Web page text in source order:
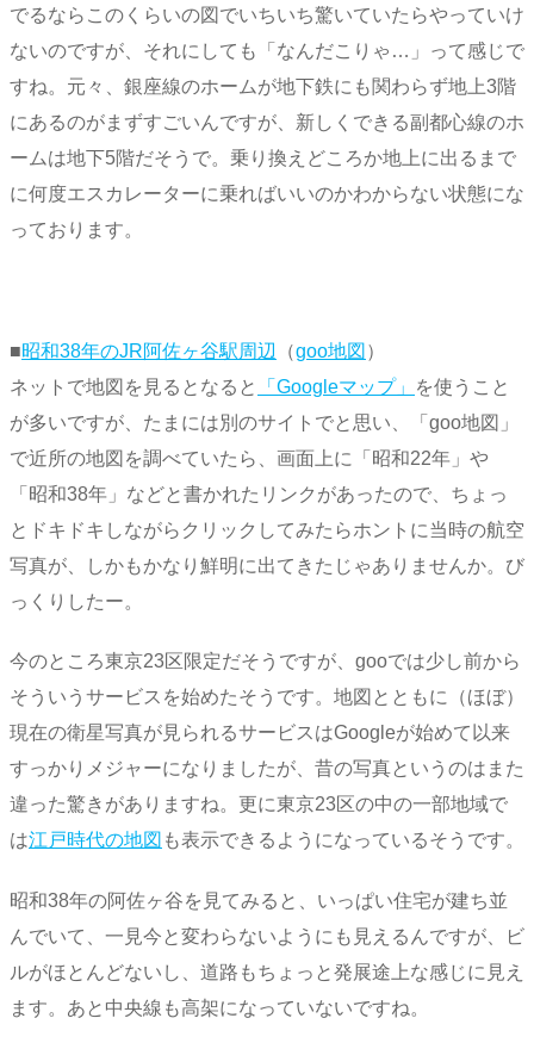
でるならこのくらいの図でいちいち驚いていたらやっていけ
ないのですが、それにしても「なんだこりゃ…」って感じで
すね。元々、銀座線のホームが地下鉄にも関わらず地上3階
にあるのがまずすごいんですが、新しくできる副都心線のホ
ームは地下5階だそうで。乗り換えどころか地上に出るまで
に何度エスカレーターに乗ればいいのかわからない状態にな
っております。
■昭和38年のJR阿佐ヶ谷駅周辺 （goo地図 ）
ネットで地図を見るとなると
「Googleマップ」
を使うこと
が多いですが、たまには別のサイトでと思い、「goo地図」
で近所の地図を調べていたら、画面上に「昭和22年」や
「昭和38年」などと書かれたリンクがあったので、ちょっ
とドキドキしながらクリックしてみたらホントに当時の航空
写真が、しかもかなり鮮明に出てきたじゃありませんか。び
っくりしたー。
今のところ東京23区限定だそうですが、gooでは少し前から
そういうサービスを始めたそうです。地図とともに（ほぼ）
現在の衛星写真が見られるサービスはGoogleが始めて以来
すっかりメジャーになりましたが、昔の写真というのはまた
違った驚きがありますね。更に東京23区の中の一部地域で
は江戸時代の地図 も表示できるようになっているそうです。
昭和38年の阿佐ヶ谷を見てみると、いっぱい住宅が建ち並
んでいて、一見今と変わらないようにも見えるんですが、ビ
ルがほとんどないし、道路もちょっと発展途上な感じに見え
ます。あと中央線も高架になっていないですね。